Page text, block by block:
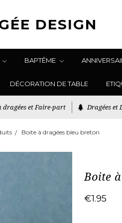
DESIGN
BAPTÊME
DÉCORATION DE TABLE
dragées et Faire-part Dragées et
Boite à dragées bleu breton
Boite
€1.95